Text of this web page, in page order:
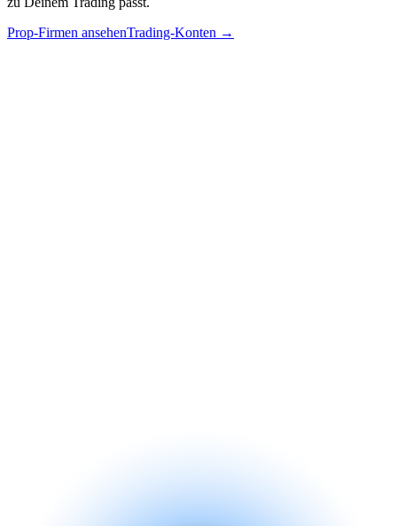
Prop-Firmen ansehenTrading-Konten →